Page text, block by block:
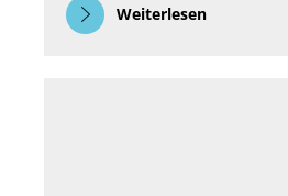
Weiterlesen